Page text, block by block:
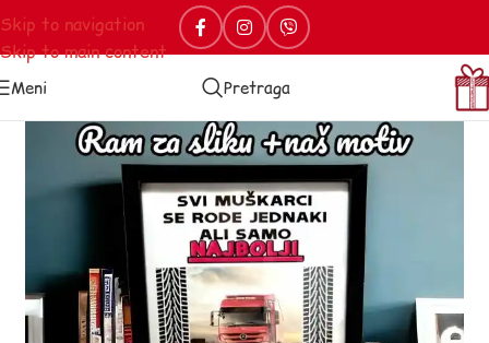
Skip to navigation
Skip to main content
Meni Pretraga